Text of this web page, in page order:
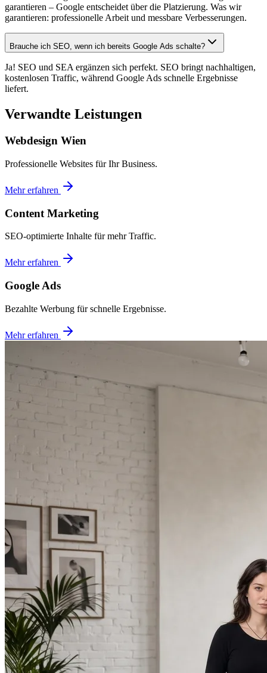
garantieren – Google entscheidet über die Platzierung. Was wir
garantieren: professionelle Arbeit und messbare Verbesserungen.
Brauche ich SEO, wenn ich bereits Google Ads schalte?
Ja! SEO und SEA ergänzen sich perfekt. SEO bringt nachhaltigen,
kostenlosen Traffic, während Google Ads schnelle Ergebnisse
liefert.
Verwandte Leistungen
Webdesign Wien
Professionelle Websites für Ihr Business.
Mehr erfahren
Content Marketing
SEO-optimierte Inhalte für mehr Traffic.
Mehr erfahren
Google Ads
Bezahlte Werbung für schnelle Ergebnisse.
Mehr erfahren